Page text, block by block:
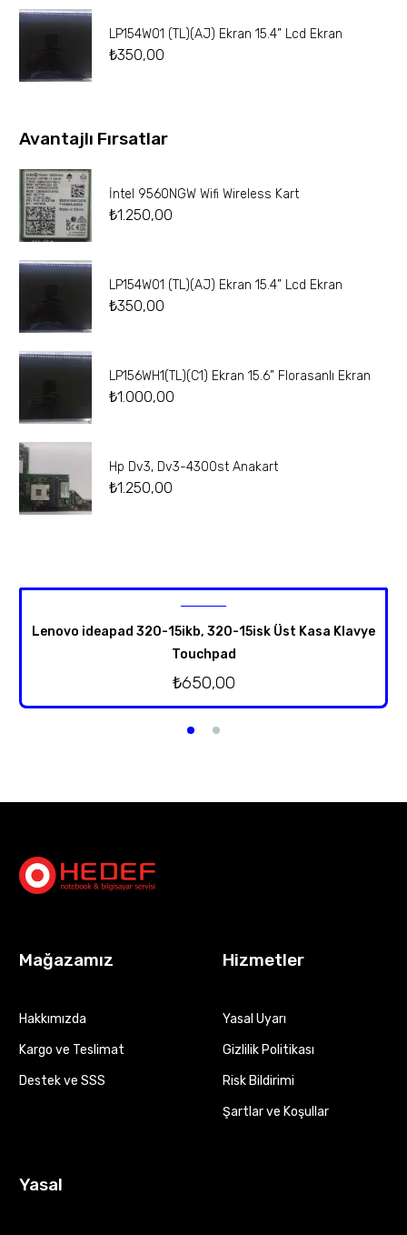
LP154W01 (TL)(AJ) Ekran 15.4” Lcd Ekran
₺350,00
Avantajlı Fırsatlar
İntel 9560NGW Wifi Wireless Kart
₺1.250,00
LP154W01 (TL)(AJ) Ekran 15.4” Lcd Ekran
₺350,00
LP156WH1(TL)(C1) Ekran 15.6” Florasanlı Ekran
₺1.000,00
Hp Dv3, Dv3-4300st Anakart
₺1.250,00
Lenovo ideapad 320-15ikb, 320-15isk Üst Kasa Klavye
Touchpad
₺650,00
Mağazamız
Hakkımızda
Kargo ve Teslimat
Destek ve SSS
Hizmetler
Yasal Uyarı
Gizlilik Politikası
Risk Bildirimi
Şartlar ve Koşullar
Yasal